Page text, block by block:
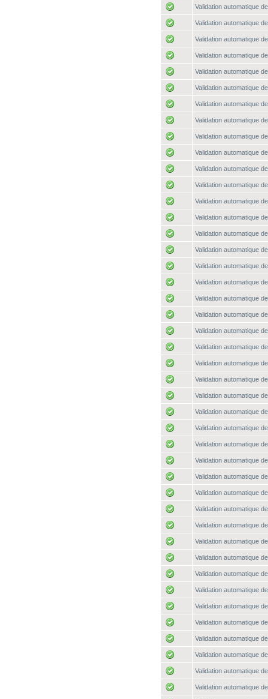
Validation automatique
Validation automatique
Validation automatique
Validation automatique
Validation automatique
Validation automatique
Validation automatique
Validation automatique
Validation automatique
Validation automatique
Validation automatique
Validation automatique
Validation automatique
Validation automatique
Validation automatique
Validation automatique
Validation automatique
Validation automatique
Validation automatique
Validation automatique
Validation automatique
Validation automatique
Validation automatique
Validation automatique
Validation automatique
Validation automatique
Validation automatique
Validation automatique
Validation automatique
Validation automatique
Validation automatique
Validation automatique
Validation automatique
Validation automatique
Validation automatique
Validation automatique
Validation automatique
Validation automatique
Validation automatique
Validation automatique
Validation automatique
Validation automatique
Validation automatique